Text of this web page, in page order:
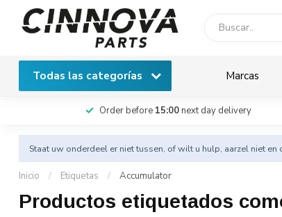
Todas las categorías Marcas
Order before 15:00next day delivery
Staat uw onderdeel er niet tussen, of wilt u hulp, aarzel niet en
Inicio / Etiquetas / Accumulator
Productos etiquetados